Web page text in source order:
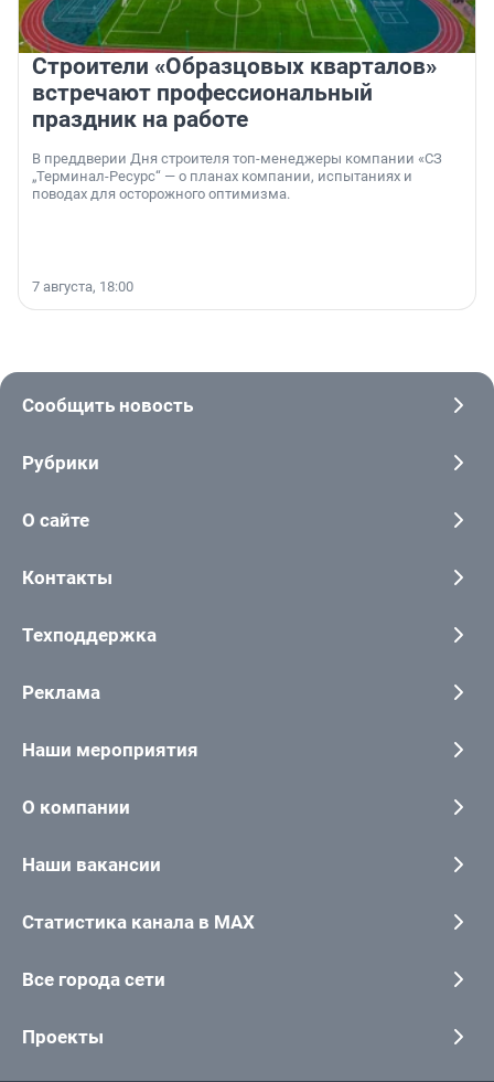
Строители «Образцовых кварталов»
встречают профессиональный
праздник на работе
В преддверии Дня строителя топ-менеджеры компании «СЗ
„Терминал-Ресурс“ — о планах компании, испытаниях и
поводах для осторожного оптимизма.
7 августа, 18:00
Сообщить новость
Рубрики
О сайте
Контакты
Техподдержка
Реклама
Наши мероприятия
О компании
Наши вакансии
Статистика канала в MAX
Все города сети
Проекты